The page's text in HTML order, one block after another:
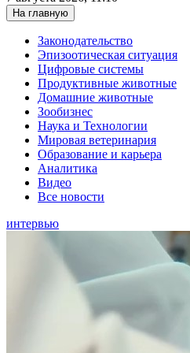
На главную
Законодательство
Эпизоотическая ситуация
Цифровые системы
Продуктивные животные
Домашние животные
Зообизнес
Наука и Технологии
Мировая ветеринария
Образование и карьера
Аналитика
Видео
Все новости
интервью